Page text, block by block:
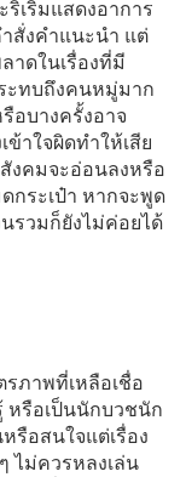
เริ่มแสดงอาการ
สั่งคำแนะนำ แต่
าดในเรื่องที่มี
ะทบถึงคนหมู่มาก
อบางครั้งอาจ
ข้าใจผิดทำให้เสีย
งคมจะอ่อนลงหรือ
กระเป๋า หากจะพูด
รวมก็ยังไม่ค่อยได้
ภาพที่เหลือเชื่อ
หรือเป็นนักบวชนัก
รือสนใจแต่เรื่อง
ไม่ควรหลงเล่น